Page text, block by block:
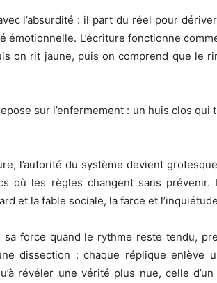
l’absurdité : il part du réel pour
L’écriture fonctionne
on rit jaune, puis on comprend que le
sur l’enfermement : un huis clos qui
l’autorité du système devient
où les règles changent sans
et la fable sociale, la farce et
force quand le rythme reste tendu,
dissection : chaque réplique enlève
révéler une vérité plus nue, celle